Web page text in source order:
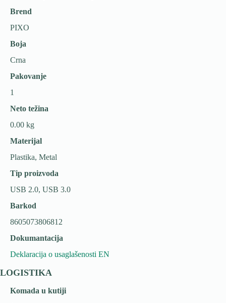
Brend
PIXO
Boja
Crna
Pakovanje
1
Neto težina
0.00 kg
Materijal
Plastika, Metal
Tip proizvoda
USB 2.0, USB 3.0
Barkod
8605073806812
Dokumantacija
Deklaracija o usaglašenosti EN
LOGISTIKA
Komada u kutiji